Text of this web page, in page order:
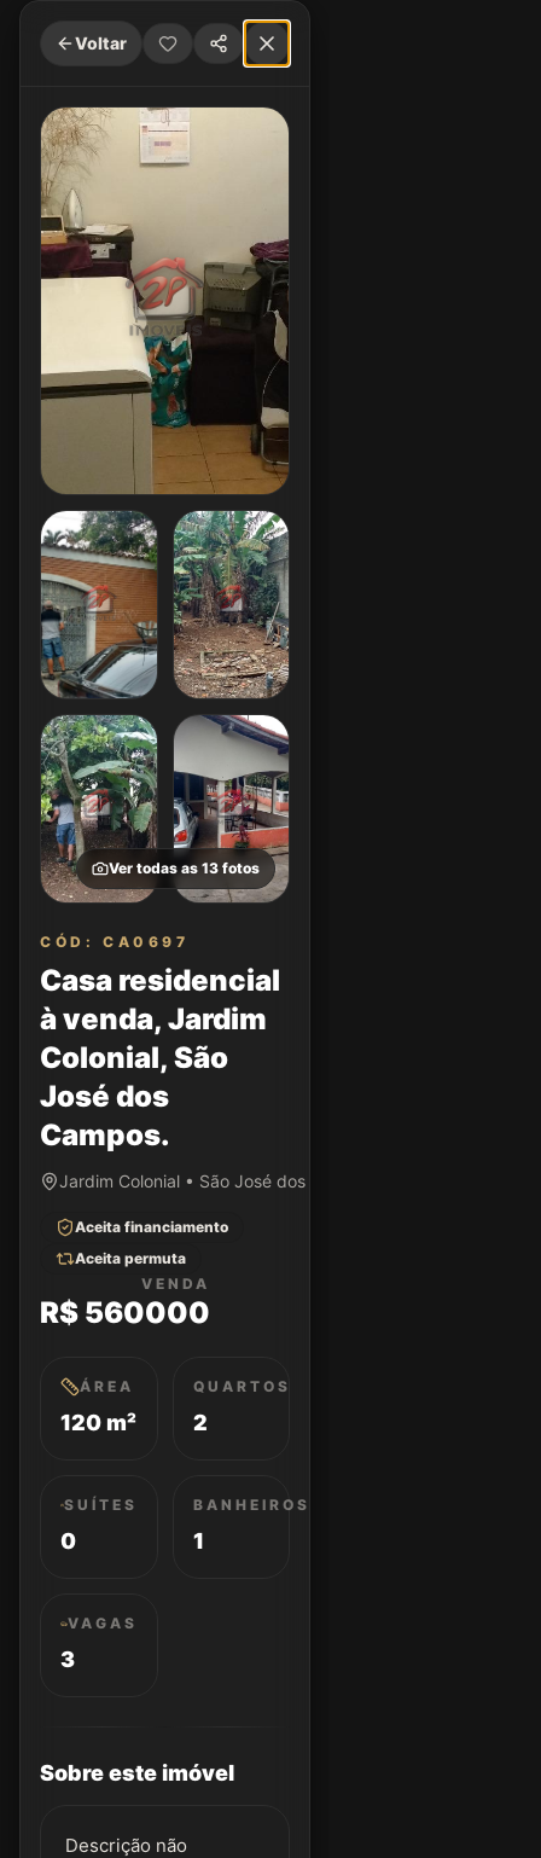
Voltar
Ver todas as 13 fotos
CÓD: CA0697
Casa residencial
à venda, Jardim
Colonial, São
José dos
Campos.
Jardim Colonial • São José dos Campos/SP
Aceita financiamento
Aceita permuta
VENDA
R$ 560000
ÁREA
120 m²
QUARTOS
2
SUÍTES
0
BANHEIROS
1
VAGAS
3
Sobre este imóvel
Descrição não